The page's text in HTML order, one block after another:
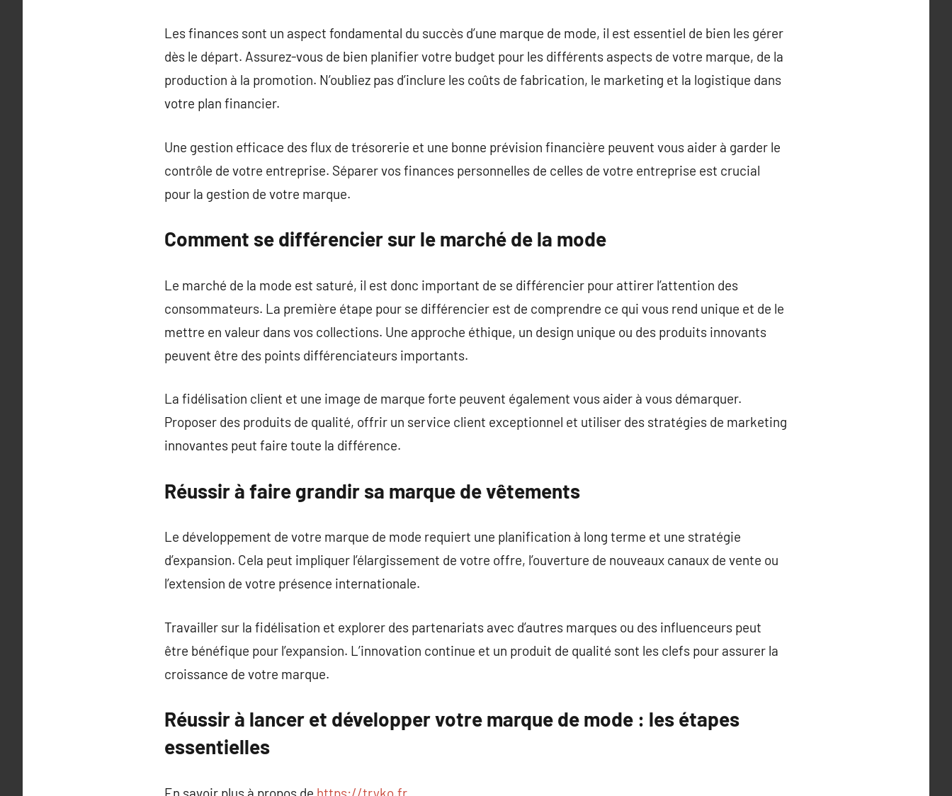
Les finances sont un aspect fondamental du succès d’une marque de mode, il est essentiel de bien les gérer
dès le départ. Assurez-vous de bien planifier votre budget pour les différents aspects de votre marque, de la
production à la promotion. N’oubliez pas d’inclure les coûts de fabrication, le marketing et la logistique dans
votre plan financier.
Une gestion efficace des flux de trésorerie et une bonne prévision financière peuvent vous aider à garder le
contrôle de votre entreprise. Séparer vos finances personnelles de celles de votre entreprise est crucial
pour la gestion de votre marque.
Comment se différencier sur le marché de la mode
Le marché de la mode est saturé, il est donc important de se différencier pour attirer l’attention des
consommateurs. La première étape pour se différencier est de comprendre ce qui vous rend unique et de le
mettre en valeur dans vos collections. Une approche éthique, un design unique ou des produits innovants
peuvent être des points différenciateurs importants.
La fidélisation client et une image de marque forte peuvent également vous aider à vous démarquer.
Proposer des produits de qualité, offrir un service client exceptionnel et utiliser des stratégies de marketing
innovantes peut faire toute la différence.
Réussir à faire grandir sa marque de vêtements
Le développement de votre marque de mode requiert une planification à long terme et une stratégie
d’expansion. Cela peut impliquer l’élargissement de votre offre, l’ouverture de nouveaux canaux de vente ou
l’extension de votre présence internationale.
Travailler sur la fidélisation et explorer des partenariats avec d’autres marques ou des influenceurs peut
être bénéfique pour l’expansion. L’innovation continue et un produit de qualité sont les clefs pour assurer la
croissance de votre marque.
Réussir à lancer et développer votre marque de mode : les étapes
essentielles
En savoir plus à propos de https://tryko.fr